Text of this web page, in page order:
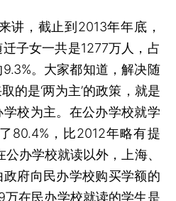
，截止到2013年年底，
子女一共是1277万人，占
。大家都知道，解决随
的是‘两为主’的政策，就是
校为主。在公办学校就学
80.4%，比2012年略有提
办学校就读以外，上海、
府向民办学校购买学额的
在民办学校就读的学生是